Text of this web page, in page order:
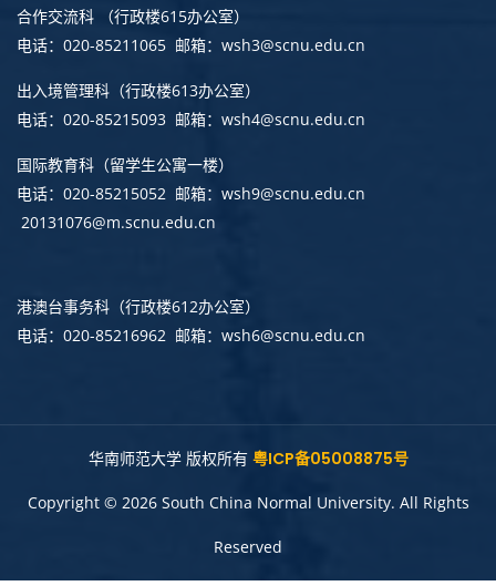
合作交流科 （行政楼615办公室）
电话：020-85211065 邮箱：wsh3@scnu.edu.cn
出入境管理科 （行政楼613办公室）
电话：020-85215093 邮箱：wsh4@scnu.edu.cn
国际教育科（留学生公寓一楼）
电话：020-85215052 邮箱：wsh9@scnu.edu.cn
20131076@m.scnu.edu.cn
港澳台事务科 （行政楼612办公室）
电话：020-85216962 邮箱：wsh6@scnu.edu.cn
华南师范大学 版权所有 粤ICP备05008875号
Copyright © 2026 South China Normal University. All Rights
Reserved